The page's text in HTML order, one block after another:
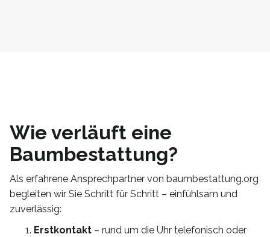
Wie verläuft eine
Baumbestattung?
Als erfahrene Ansprechpartner von baumbestattung.org
begleiten wir Sie Schritt für Schritt – einfühlsam und
zuverlässig:
Erstkontakt – rund um die Uhr telefonisch oder